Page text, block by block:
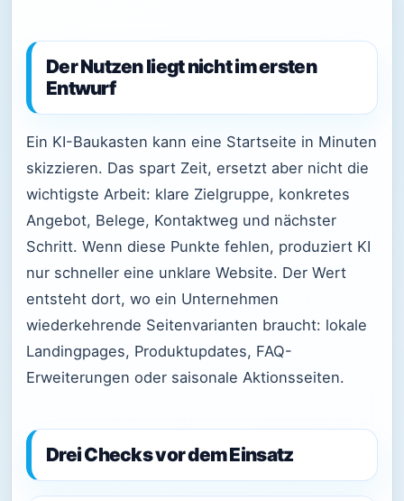
Der Nutzen liegt nicht im ersten
Entwurf
Ein KI-Baukasten kann eine Startseite in Minuten
skizzieren. Das spart Zeit, ersetzt aber nicht die
wichtigste Arbeit: klare Zielgruppe, konkretes
Angebot, Belege, Kontaktweg und nächster
Schritt. Wenn diese Punkte fehlen, produziert KI
nur schneller eine unklare Website. Der Wert
entsteht dort, wo ein Unternehmen
wiederkehrende Seitenvarianten braucht: lokale
Landingpages, Produktupdates, FAQ-
Erweiterungen oder saisonale Aktionsseiten.
Drei Checks vor dem Einsatz